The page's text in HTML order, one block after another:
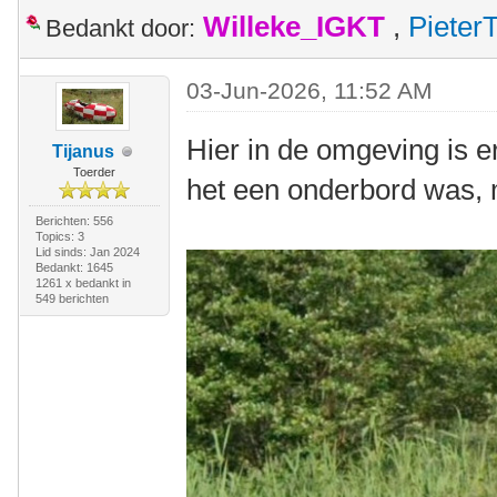
Bedankt door: Willeke_IGKT ,
Tijanus
Toerder
Berichten: 556
Topics: 3
Lid sinds: Jan 2024
Bedankt: 1645
1261 x bedankt in
549 berichten
03-Jun-2026, 11:52 AM
Hier in de omgeving is
het een onderbord